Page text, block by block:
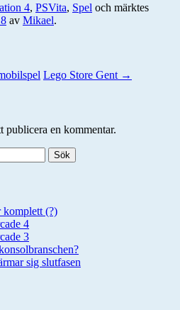
4, PSVita, Spel och märktes
av Mikael.
Lego Store Gent →
publicera en kommentar.
(?)
4
3
sig slutfasen